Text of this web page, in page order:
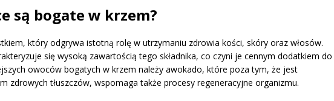
są bogate w krzem?
który odgrywa istotną rolę w utrzymaniu zdrowia kości, skóry oraz włosów.
się wysoką zawartością tego składnika, co czyni je cennym dodatkiem do
owoców bogatych w krzem należy awokado, które poza tym, że jest
zdrowych tłuszczów, wspomaga także procesy regeneracyjne organizmu.